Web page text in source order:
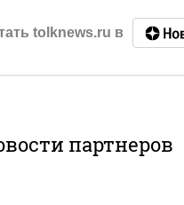
tolknews.ru в
партнеров